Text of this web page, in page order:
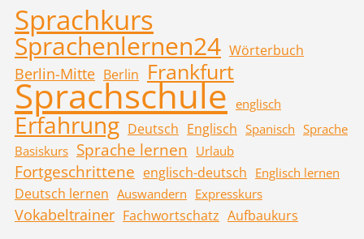
Sprachkurs
Sprachenlernen24 Wörterbuch
Berlin-Mitte Berlin Frankfurt
Sprachschule englisch
Erfahrung Deutsch Englisch Spanisch Sprache
Basiskurs Sprache lernen Urlaub
Fortgeschrittene englisch-deutsch Englisch lernen
Deutsch lernen Auswandern Expresskurs
Vokabeltrainer Fachwortschatz Aufbaukurs